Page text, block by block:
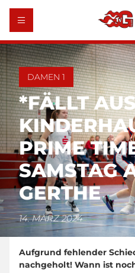
DAMEN 1
*FÄLLT
PRIME
SAMSTAG
GERTHE
14. MÄRZ 2024
Aufgrund fehlender
nachgeholt! Wann ist